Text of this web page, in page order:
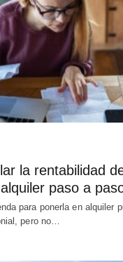
la rentabilidad
paso a
para ponerla en alquiler
pero no…